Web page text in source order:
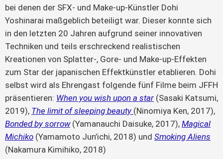
bei denen der SFX- und Make-up-Künstler Dohi
Yoshinarai maßgeblich beteiligt war. Dieser konnte sich
in den letzten 20 Jahren aufgrund seiner innovativen
Techniken und teils erschreckend realistischen
Kreationen von Splatter-, Gore- und Make-up-Effekten
zum Star der japanischen Effektkünstler etablieren. Dohi
selbst wird als Ehrengast folgende fünf Filme beim JFFH
präsentieren: When you wish upon a star (Sasaki Katsumi,
2019), The limit of sleeping beauty (Ninomiya Ken, 2017),
Bonded by sorrow(Yamanauchi Daisuke, 2017), Magical
Michiko (Yamamoto Jun’ichi, 2018) und Smoking Aliens
(Nakamura Kimihiko, 2018)